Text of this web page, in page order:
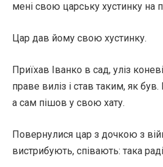
мені свою царську хустинку на
Цар дав йому свою хустинку.
Приїхав Іванко в сад, уліз
праве виліз і став таким, як
а сам пішов у свою хату.
Повернулися цар з дочкою з
вистрибують, співають: така